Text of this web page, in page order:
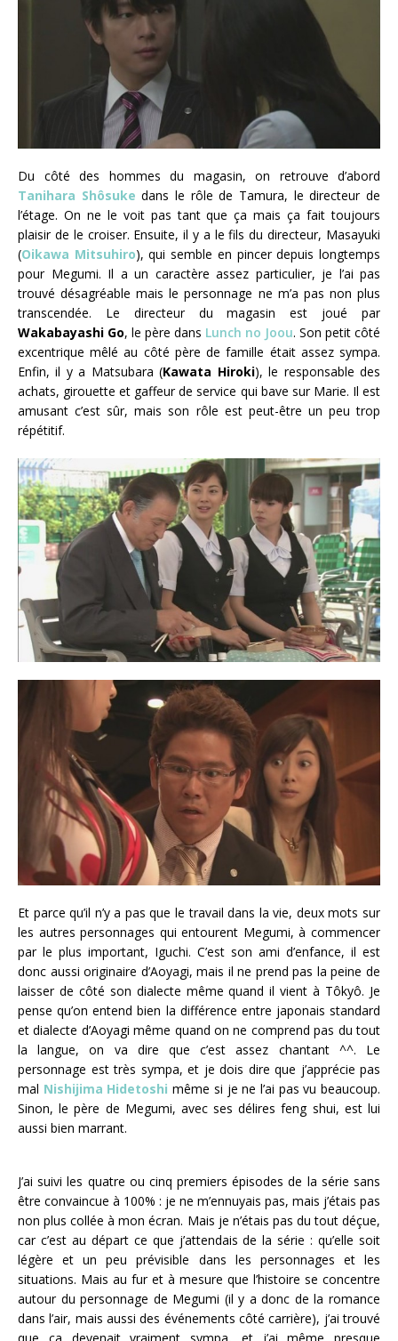
Du côté des hommes du magasin, on retrouve d’abord
Tanihara Shôsuke dans le rôle de Tamura, le directeur de
l’étage. On ne le voit pas tant que ça mais ça fait toujours
plaisir de le croiser. Ensuite, il y a le fils du directeur, Masayuki
(Oikawa Mitsuhiro), qui semble en pincer depuis longtemps
pour Megumi. Il a un caractère assez particulier, je l’ai pas
trouvé désagréable mais le personnage ne m’a pas non plus
transcendée. Le directeur du magasin est joué par
Wakabayashi Go, le père dans Lunch no Joou. Son petit côté
excentrique mêlé au côté père de famille était assez sympa.
Enfin, il y a Matsubara (Kawata Hiroki), le responsable des
achats, girouette et gaffeur de service qui bave sur Marie. Il est
amusant c’est sûr, mais son rôle est peut-être un peu trop
répétitif.
Et parce qu’il n’y a pas que le travail dans la vie, deux mots sur
les autres personnages qui entourent Megumi, à commencer
par le plus important, Iguchi. C’est son ami d’enfance, il est
donc aussi originaire d’Aoyagi, mais il ne prend pas la peine de
laisser de côté son dialecte même quand il vient à Tôkyô. Je
pense qu’on entend bien la différence entre japonais standard
et dialecte d’Aoyagi même quand on ne comprend pas du tout
la langue, on va dire que c’est assez chantant ^^. Le
personnage est très sympa, et je dois dire que j’apprécie pas
mal Nishijima Hidetoshi même si je ne l’ai pas vu beaucoup.
Sinon, le père de Megumi, avec ses délires feng shui, est lui
aussi bien marrant.
J’ai suivi les quatre ou cinq premiers épisodes de la série sans
être convaincue à 100% : je ne m’ennuyais pas, mais j’étais pas
non plus collée à mon écran. Mais je n’étais pas du tout déçue,
car c’est au départ ce que j’attendais de la série : qu’elle soit
légère et un peu prévisible dans les personnages et les
situations. Mais au fur et à mesure que l’histoire se concentre
autour du personnage de Megumi (il y a donc de la romance
dans l’air, mais aussi des événements côté carrière), j’ai trouvé
que ça devenait vraiment sympa, et j’ai même presque